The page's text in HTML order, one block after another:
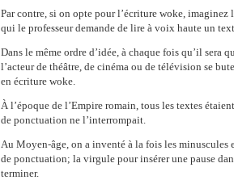
Par contre, si on opte pour l’écriture woke,
qui le professeur demande de lire à voix haute un
Dans le même ordre d’idée, à chaque fois qu’il sera
l’acteur de théâtre, de cinéma ou de télévision se
en écriture woke.
À l’époque de l’Empire romain, tous les textes
de ponctuation ne l’interrompait.
Au Moyen-âge, on a inventé à la fois les minuscules
de ponctuation; la virgule pour insérer une pause
terminer.